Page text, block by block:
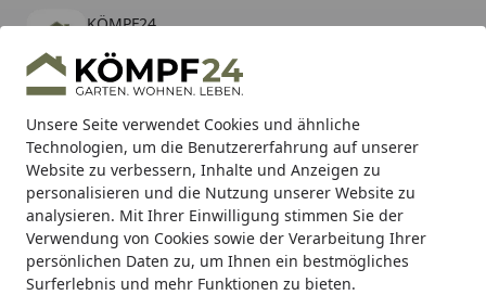
Unsere Seite verwendet Cookies und ähnliche
Technologien, um die Benutzererfahrung auf unserer
Website zu verbessern, Inhalte und Anzeigen zu
personalisieren und die Nutzung unserer Website zu
analysieren. Mit Ihrer Einwilligung stimmen Sie der
Verwendung von Cookies sowie der Verarbeitung Ihrer
persönlichen Daten zu, um Ihnen ein bestmögliches
Surferlebnis und mehr Funktionen zu bieten.
KÖMPF24
kostenlos - Im App Store
Hotline
Alle Produkte
Mein Konto
Suchen
Karibu Pools inkl. gratis Sandfilteranlage & Pool-
Starterset (Gesamtwert bis 468,99€)